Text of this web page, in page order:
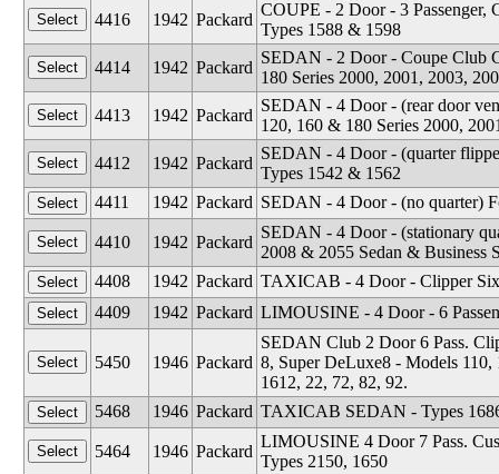
4416
1942 Packard
COUPE - 2 Door - 3 Passenger,
Types 1588 & 1598
4414
1942 Packard
SEDAN - 2 Door - Coupe Club
180 Series 2000, 2001, 2003,
4413
1942 Packard
SEDAN - 4 Door - (rear door
120, 160 & 180 Series 2000,
4412
1942 Packard
SEDAN - 4 Door - (quarter
Types 1542 & 1562
4411
1942 Packard SEDAN - 4 Door - (no quarter)
4410 1942 Packard
SEDAN - 4 Door - (stationary
2008 & 2055 Sedan & Business
4408
1942 Packard TAXICAB - 4 Door - Clipper Six
4409
1942 Packard LIMOUSINE - 4 Door - 6
5450 1946 Packard
SEDAN Club 2 Door 6 Pass.
8, Super DeLuxe8 - Models 110,
1612, 22, 72, 82, 92.
5468
1946 Packard TAXICAB SEDAN - Types
5464 1946 Packard
LIMOUSINE 4 Door 7 Pass.
Types 2150, 1650